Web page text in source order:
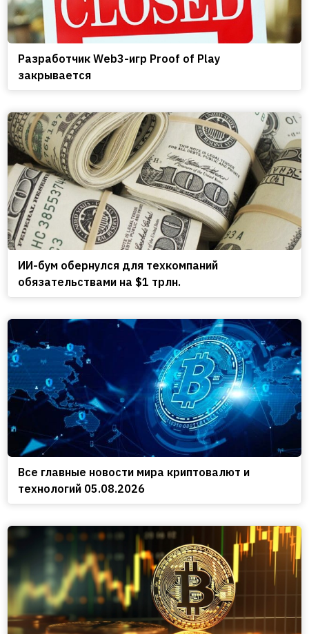
Разработчик Web3-игр Proof of Play
закрывается
ИИ-бум обернулся для техкомпаний
обязательствами на $1 трлн.
Все главные новости мира криптовалют и
технологий 05.08.2026